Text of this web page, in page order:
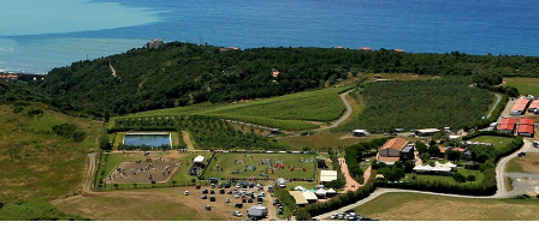
bio-cantina
oliveta
ospitalità
degustazioni
comunicazione